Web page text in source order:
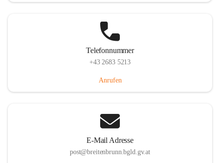
Telefonnummer
+43 2683 5213
Anrufen
E-Mail Adresse
post@breitenbrunn.bgld.gv.at